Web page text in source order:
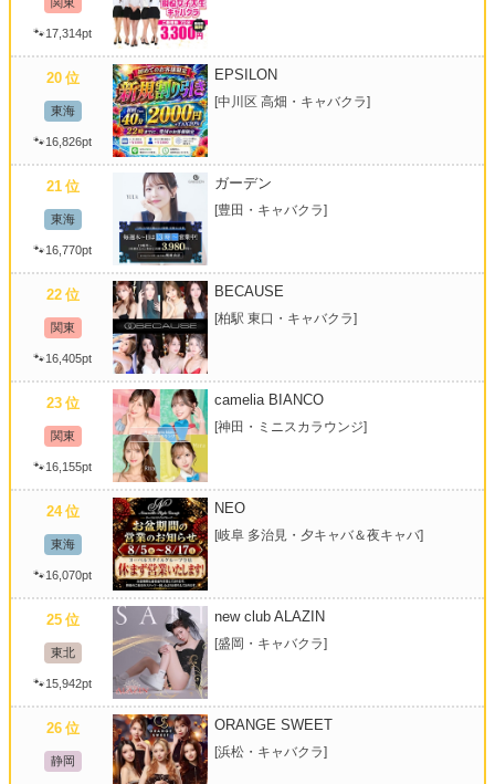
🐾17,314pt
20 位
東海
🐾16,826pt
EPSILON
[中川区 高畑・キャバクラ]
21 位
東海
🐾16,770pt
ガーデン
[豊田・キャバクラ]
22 位
関東
🐾16,405pt
BECAUSE
[柏駅 東口・キャバクラ]
23 位
関東
🐾16,155pt
camelia BIANCO
[神田・ミニスカラウンジ]
24 位
東海
🐾16,070pt
NEO
[岐阜 多治見・夕キャバ＆夜キャバ]
25 位
東北
🐾15,942pt
new club ALAZIN
[盛岡・キャバクラ]
26 位
静岡
ORANGE SWEET
[浜松・キャバクラ]
会員ログイン
女の子ログイン
店舗ログイン
新規会員登録
北海道
甲信越
関東
東海 関西
中四国
沖縄 全国TOP